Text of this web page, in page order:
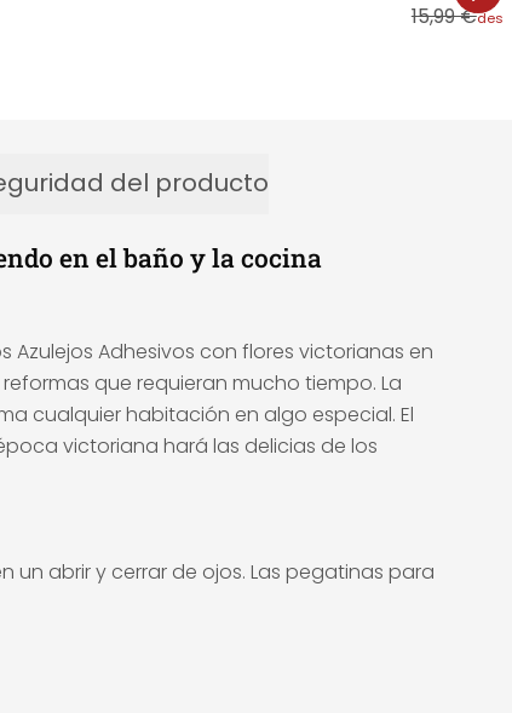
15,99 €
del producto
en el baño y la cocina
Azulejos Adhesivos con flores victorianas en
que requieran mucho tiempo. La
cualquier habitación en algo especial. El
victoriana hará las delicias de los
un abrir y cerrar de ojos. Las pegatinas para